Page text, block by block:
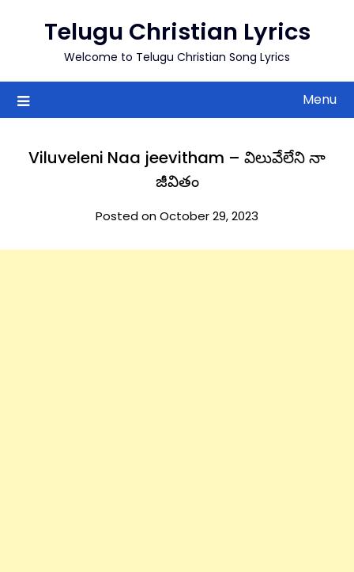
Telugu Christian Lyrics
Welcome to Telugu Christian Song Lyrics
Menu
Viluveleni Naa jeevitham – విలువేలేని నా
జీవితం
Posted on October 29, 2023